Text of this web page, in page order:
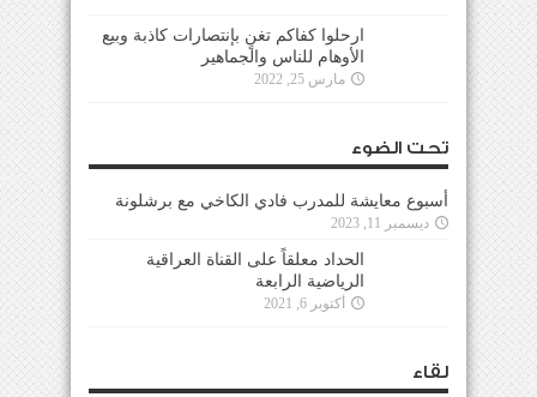
ارحلوا كفاكم تغنٍ بإنتصارات كاذبة وبيع
الأوهام للناس والجماهير
مارس 25, 2022
تحت الضوء
أسبوع معايشة للمدرب فادي الكاخي مع برشلونة
ديسمبر 11, 2023
الحداد معلقاً على القناة العراقية
الرياضية الرابعة
أكتوبر 6, 2021
لقاء